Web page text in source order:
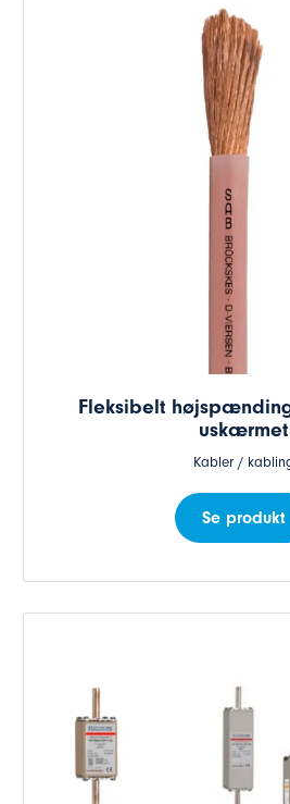
Fleksibelt
uskærmet
Kabler /
Se produkt